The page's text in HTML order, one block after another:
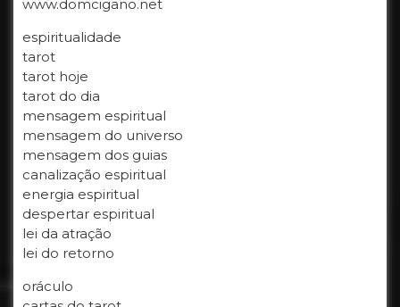
www.domcigano.net
espiritualidade
tarot
tarot hoje
tarot do dia
mensagem espiritual
mensagem do universo
mensagem dos guias
canalização espiritual
energia espiritual
despertar espiritual
lei da atração
lei do retorno
oráculo